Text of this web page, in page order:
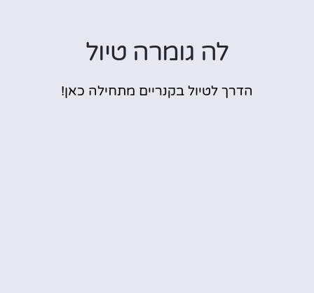
לה גומרה טיול
הדרך לטיול בקנריים מתחילה כאן!